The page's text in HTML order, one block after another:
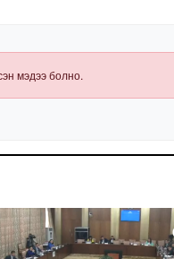
мэдээ болно.